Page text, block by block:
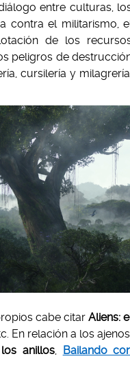
entre culturas,
contra el militarismo,
de los
peligros de
cursilería y
cabe citarAliens:
En relación a los
anillos, Bailando